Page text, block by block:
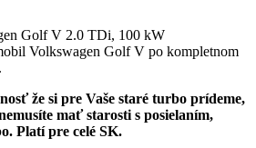
Golf V 2.0 TDi, 100 kW
Volkswagen Golf V po kompletnom
že si pre Vaše staré turbo prídeme,
mať starosti s posielaním,
Platí pre celé SK.